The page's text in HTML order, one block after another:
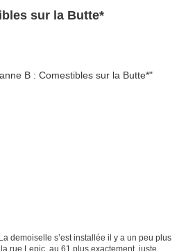
sur la Butte*
demoiselle s’est installée il y a un peu plus
rue Lepic, au 61 plus exactement, juste